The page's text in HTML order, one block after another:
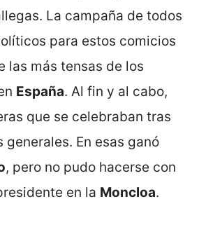
La campaña de todos
para estos comicios
las más tensas de los
España. Al fin y al cabo,
que se celebraban tras
generales. En esas ganó
, pero no pudo hacerse con
en la Moncloa.